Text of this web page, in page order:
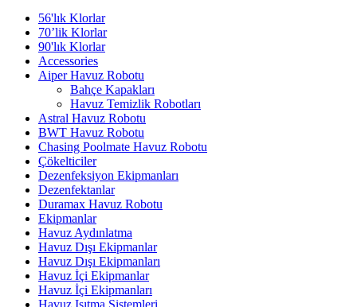
56'lık Klorlar
70’lik Klorlar
90'lık Klorlar
Accessories
Aiper Havuz Robotu
Bahçe Kapakları
Havuz Temizlik Robotları
Astral Havuz Robotu
BWT Havuz Robotu
Chasing Poolmate Havuz Robotu
Çökelticiler
Dezenfeksiyon Ekipmanları
Dezenfektanlar
Duramax Havuz Robotu
Ekipmanlar
Havuz Aydınlatma
Havuz Dışı Ekipmanlar
Havuz Dışı Ekipmanları
Havuz İçi Ekipmanlar
Havuz İçi Ekipmanları
Havuz Isıtma Sistemleri